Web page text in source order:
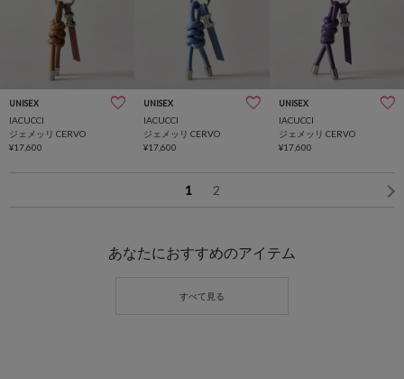
UNISEX
IACUCCI
ジェメッリ CERVO
¥17,600
UNISEX
IACUCCI
ジェメッリ CERVO
¥17,600
UNISEX
IACUCCI
ジェメッリ CERVO
¥17,600
1 2
あなたにおすすめのアイテム